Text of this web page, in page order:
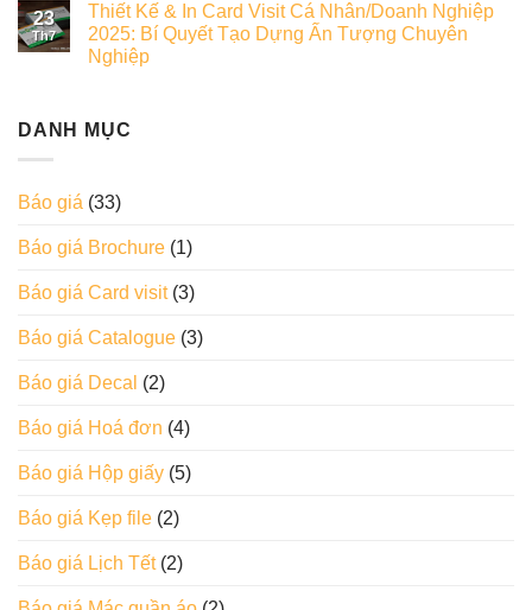
23
Th7
Thiết Kế & In Card Visit Cá Nhân/Doanh Nghiệp
2025: Bí Quyết Tạo Dựng Ấn Tượng Chuyên
Nghiệp
DANH MỤC
Báo giá (33)
Báo giá Brochure (1)
Báo giá Card visit(3)
Báo giá Catalogue (3)
Báo giá Decal (2)
Báo giá Hoá đơn (4)
Báo giá Hộp giấy (5)
Báo giá Kẹp file (2)
Báo giá Lịch Tết(2)